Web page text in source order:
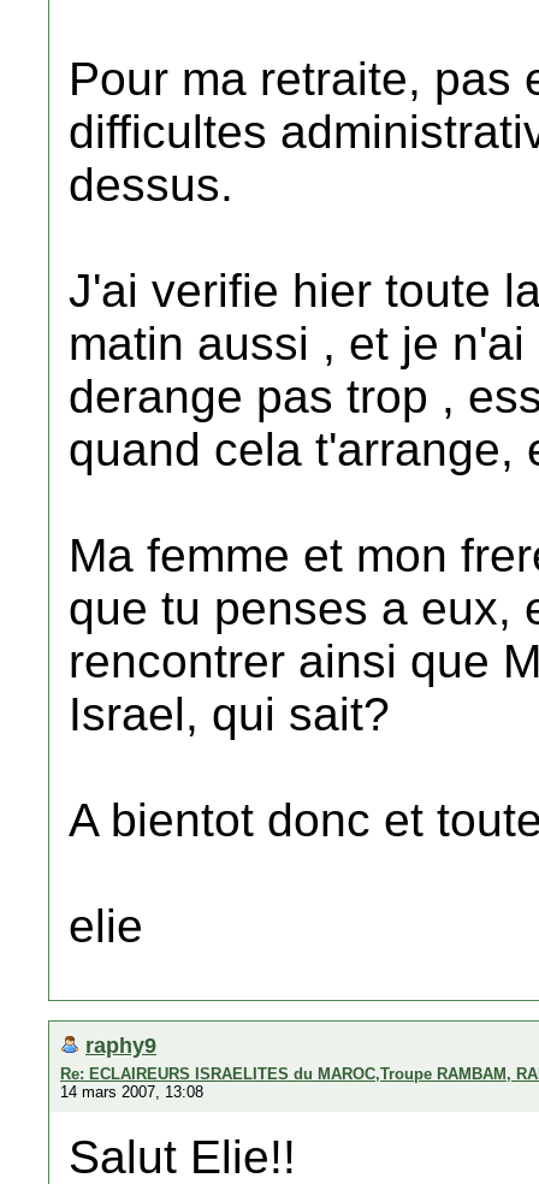
Pour ma retraite, pas
difficultes
dessus.
J'ai verifie hier toute
matin aussi , et je
derange pas trop ,
quand cela t'arrange,
Ma femme et mon
que tu penses a eux,
rencontrer ainsi que
Israel, qui sait?
A bientot donc et
elie
raphy9
Re: ECLAIREURS ISRAELITES du MAROC,Troupe RAMBAM,
14 mars 2007, 13:08
Salut Elie!!